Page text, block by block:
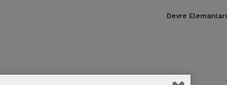
Devre Elemanları